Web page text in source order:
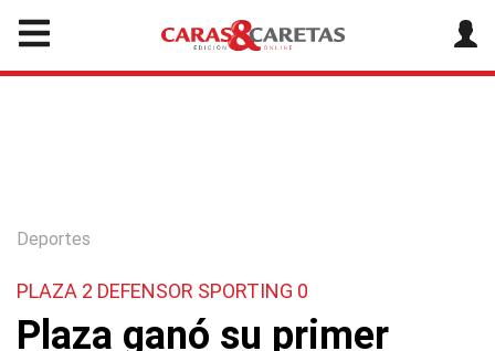
Deportes
PLAZA 2 DEFENSOR SPORTING 0
Plaza ganó su primer